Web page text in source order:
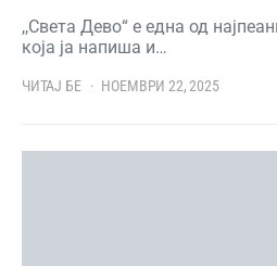
,,Света Дево“ е една од
која ја напиша и…
ЧИТАЈ БЕ НОЕМВРИ 22, 2025